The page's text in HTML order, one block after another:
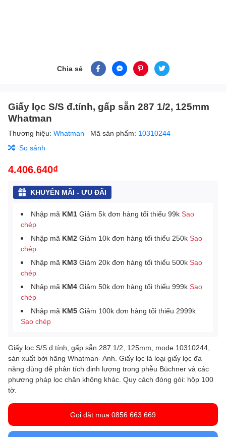
Chia sẻ
Giấy lọc S/S đ.tính, gấp sẵn 287 1/2, 125mm
Whatman
Thương hiệu: Whatman Mã sản phẩm: 10310244
So sánh
4.406.640₫
KHUYẾN MÃI - ƯU ĐÃI
Nhập mã KM1 Giảm 5k đơn hàng tối thiểu 99k Sao
chép
Nhập mã KM2 Giảm 10k đơn hàng tối thiểu 250k Sao
chép
Nhập mã KM3 Giảm 20k đơn hàng tối thiểu 500k Sao
chép
Nhập mã KM4 Giảm 50k đơn hàng tối thiểu 999k Sao
chép
Nhập mã KM5 Giảm 100k đơn hàng tối thiểu 2999k
Sao chép
Giấy lọc S/S đ.tính, gấp sẵn 287 1/2, 125mm, mode 10310244,
sản xuất bởi hãng Whatman- Anh. Giấy lọc là loại giấy lọc đa
năng dùng để phân tích định lượng trong phễu Büchner và các
phương pháp lọc chân không khác. Quy cách đóng gói: hộp 100
tờ.
Gọi đặt mua 0856 663 669